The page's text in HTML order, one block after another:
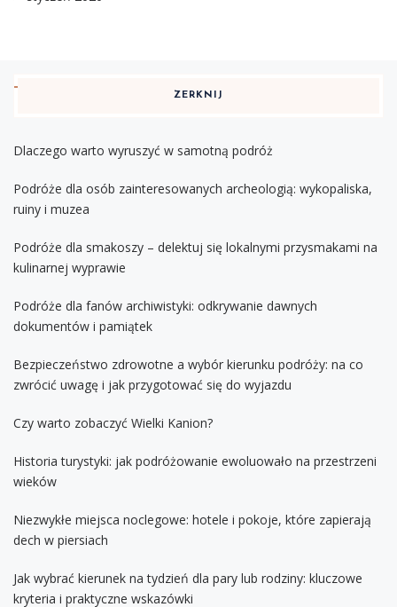
ZERKNIJ
Dlaczego warto wyruszyć w samotną podróż
Podróże dla osób zainteresowanych archeologią: wykopaliska,
ruiny i muzea
Podróże dla smakoszy – delektuj się lokalnymi przysmakami na
kulinarnej wyprawie
Podróże dla fanów archiwistyki: odkrywanie dawnych
dokumentów i pamiątek
Bezpieczeństwo zdrowotne a wybór kierunku podróży: na co
zwrócić uwagę i jak przygotować się do wyjazdu
Czy warto zobaczyć Wielki Kanion?
Historia turystyki: jak podróżowanie ewoluowało na przestrzeni
wieków
Niezwykłe miejsca noclegowe: hotele i pokoje, które zapierają
dech w piersiach
Jak wybrać kierunek na tydzień dla pary lub rodziny: kluczowe
kryteria i praktyczne wskazówki